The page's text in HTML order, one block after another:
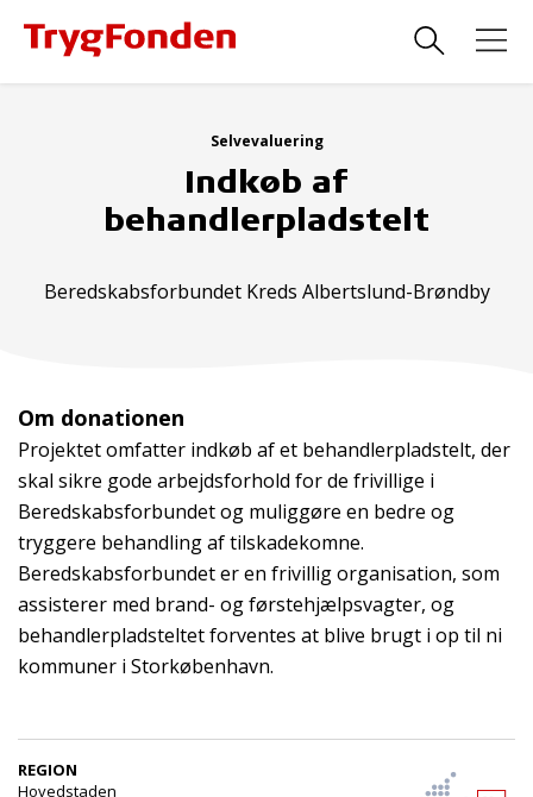
Selvevaluering
Indkøb af
behandlerpladstelt
Beredskabsforbundet Kreds Albertslund-Brøndby
Om donationen
Projektet omfatter indkøb af et behandlerpladstelt, der
skal sikre gode arbejdsforhold for de frivillige i
Beredskabsforbundet og muliggøre en bedre og
tryggere behandling af tilskadekomne.
Beredskabsforbundet er en frivillig organisation, som
assisterer med brand- og førstehjælpsvagter, og
behandlerpladsteltet forventes at blive brugt i op til ni
kommuner i Storkøbenhavn.
REGION
Hovedstaden